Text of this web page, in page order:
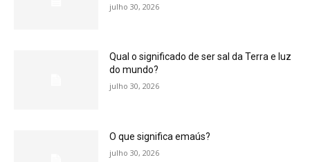
julho 30, 2026
Qual o significado de ser sal da Terra e luz
do mundo?
julho 30, 2026
O que significa emaús?
julho 30, 2026